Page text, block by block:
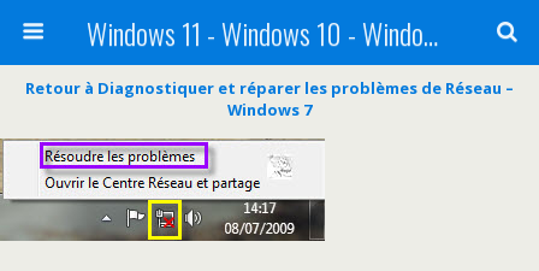
Windows 11 - Windows 10 - Windows 8 - Windows 7 - VISTA
Retour à Diagnostiquer et réparer les problèmes de Réseau –
Windows 7